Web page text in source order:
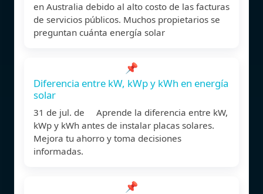
en Australia debido al alto costo de las facturas
de servicios públicos. Muchos propietarios se
preguntan cuánta energía solar
📌
Diferencia entre kW, kWp y kWh en energía
solar
31 de jul. de Aprende la diferencia entre kW,
kWp y kWh antes de instalar placas solares.
Mejora tu ahorro y toma decisiones
informadas.
📌